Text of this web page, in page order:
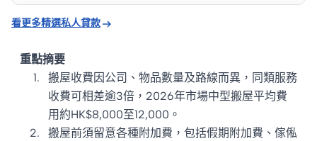
看更多精選私人貸款
重點摘要
搬屋收費因公司、物品數量及路線而異，同類服務
收費可相差逾3倍，2026年市場中型搬屋平均費
用約HK$8,000至12,000。
搬屋前須留意各種附加費，包括假期附加費、傢俬